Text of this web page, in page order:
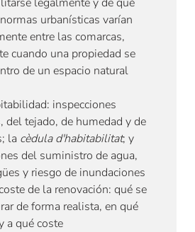
urbanísticas varían
entre las comarcas,
cuando una propiedad se
de un espacio natural
inspecciones
del tejado, de humedad y de
la cèdula d'habitabilitat; y
del suministro de agua,
y riesgo de inundaciones
de la renovación: qué se
de forma realista, en qué
a qué coste